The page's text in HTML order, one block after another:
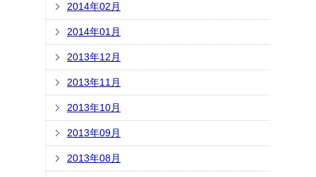
2014年02月
2014年01月
2013年12月
2013年11月
2013年10月
2013年09月
2013年08月